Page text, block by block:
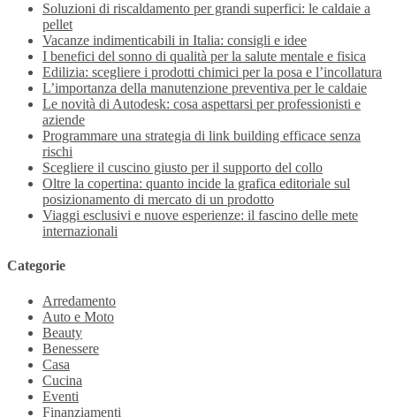
Soluzioni di riscaldamento per grandi superfici: le caldaie a
pellet
Vacanze indimenticabili in Italia: consigli e idee
I benefici del sonno di qualità per la salute mentale e fisica
Edilizia: scegliere i prodotti chimici per la posa e l’incollatura
L’importanza della manutenzione preventiva per le caldaie
Le novità di Autodesk: cosa aspettarsi per professionisti e
aziende
Programmare una strategia di link building efficace senza
rischi
Scegliere il cuscino giusto per il supporto del collo
Oltre la copertina: quanto incide la grafica editoriale sul
posizionamento di mercato di un prodotto
Viaggi esclusivi e nuove esperienze: il fascino delle mete
internazionali
Categorie
Arredamento
Auto e Moto
Beauty
Benessere
Casa
Cucina
Eventi
Finanziamenti